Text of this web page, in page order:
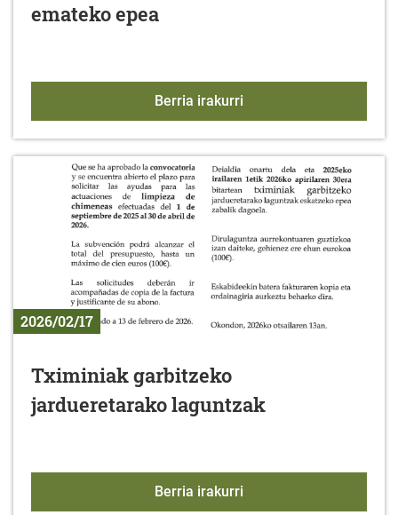
emateko epea
Berria irakurri
2026/02/17
Tximiniak garbitzeko
jardueretarako laguntzak
Berria irakurri